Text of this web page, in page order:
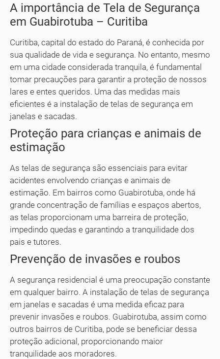
A importância de Tela de Segurança
em Guabirotuba – Curitiba
Curitiba, capital do estado do Paraná, é conhecida por
sua qualidade de vida e segurança. No entanto, mesmo
em uma cidade considerada tranquila, é fundamental
tomar precauções para garantir a proteção de nossos
lares e entes queridos. Uma das medidas mais
eficientes é a instalação de telas de segurança em
janelas e sacadas.
Proteção para crianças e animais de
estimação
As telas de segurança são essenciais para evitar
acidentes envolvendo crianças e animais de
estimação. Em bairros como Guabirotuba, onde há
grande concentração de famílias e espaços abertos,
as telas proporcionam uma barreira de proteção,
impedindo quedas e garantindo a tranquilidade dos
pais e tutores.
Prevenção de invasões e roubos
A segurança residencial é uma preocupação constante
em qualquer bairro. A instalação de telas de segurança
em janelas e sacadas é uma medida eficaz para
prevenir invasões e roubos. Guabirotuba, assim como
outros bairros de Curitiba, pode se beneficiar dessa
proteção adicional, proporcionando maior
tranquilidade aos moradores.